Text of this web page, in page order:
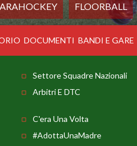
FLOORBALL
DOCUMENTI BANDI E GARE
Settore Squadre Nazionali
Arbitri E DTC
C'era Una Volta
#AdottaUnaMadre